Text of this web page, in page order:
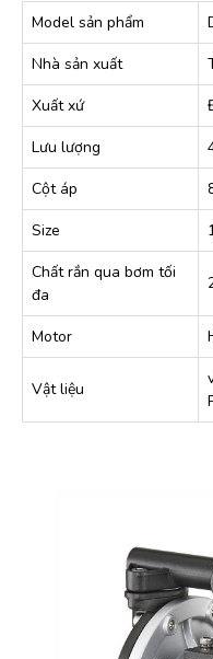
Model sản phẩm
Nhà sản xuất
Xuất xứ
Lưu lượng
Cột áp
Size
Chất rắn qua bơm tối
đa
Motor
Vật liệu